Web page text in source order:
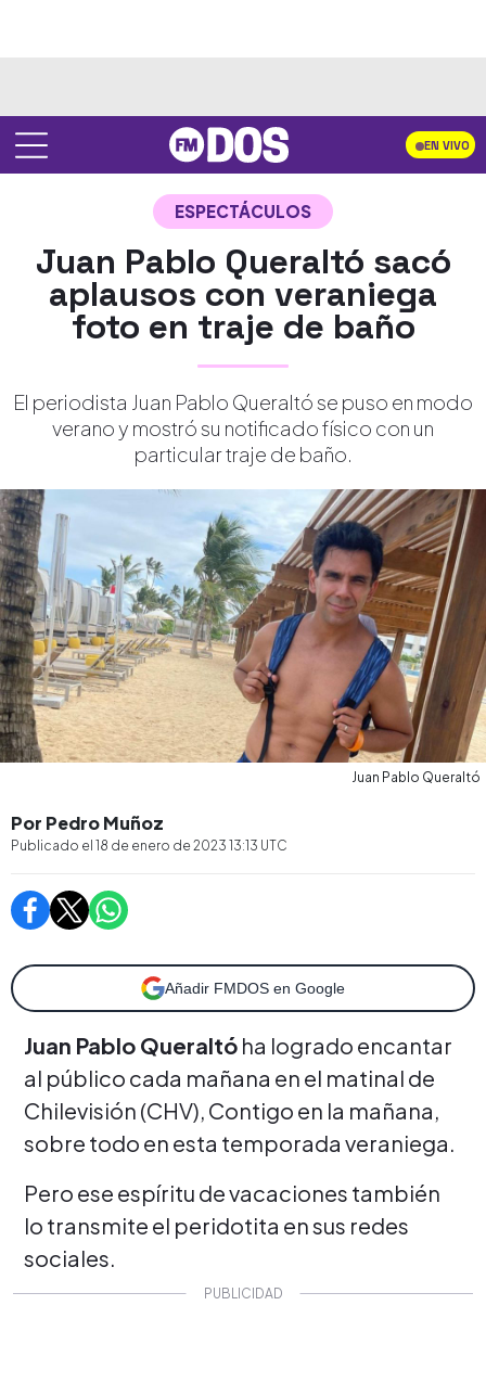
EN VIVO
ESPECTÁCULOS
Juan Pablo Queraltó sacó
aplausos con veraniega
foto en traje de baño
El periodista Juan Pablo Queraltó se puso en modo
verano y mostró su notificado físico con un
particular traje de baño.
Juan Pablo Queraltó
Por Pedro Muñoz
Publicado el 18 de enero de 2023 13:13 UTC
Añadir FMDOS en Google
Juan Pablo Queraltó ha logrado encantar
al público cada mañana en el matinal de
Chilevisión (CHV), Contigo en la mañana,
sobre todo en esta temporada veraniega.
Pero ese espíritu de vacaciones también
lo transmite el peridotita en sus redes
sociales.